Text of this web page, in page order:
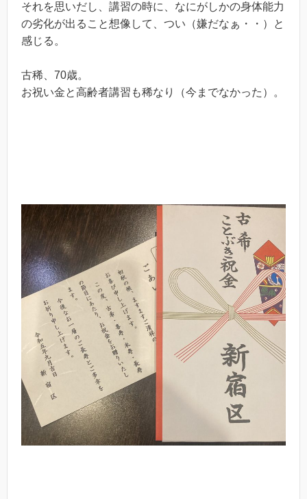
それを思いだし、講習の時に、なにがしかの身体能力
の劣化が出ること想像して、つい（嫌だなぁ・・）と
感じる。
古稀、70歳。
お祝い金と高齢者講習も稀なり（今までなかった）。